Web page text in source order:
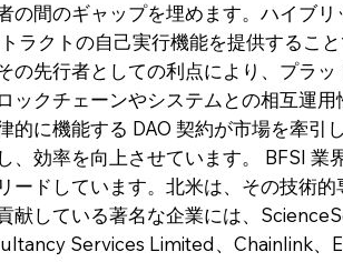
の間のギャップを埋めます。ハイブ
ラクトの自己実行機能を提供するこ
の先行者としての利点により、プラ
ックチェーンやシステムとの相互運
的に機能する DAO 契約が市場を牽
、効率を向上させています。 BFSI
ードしています。北米は、その技術
献している著名な企業には、
Services Limited、Chainlink、